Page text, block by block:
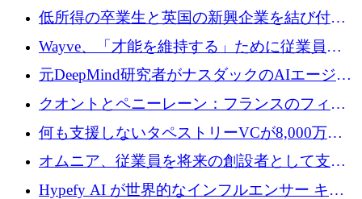
大に 1,600 万ユーロを調達
低所得の卒業生と英国の新興企業を結び付け
るためにCommon Pathを開始
Wayve、「才能を維持する」ために従業員に
8,500万ドルの株式公開買い付けを実施
元DeepMind研究者がナスダックのAIエージェ
ントを拡張するためにCreandumの資金調達で
記録を獲得
クオントとペニーレーン：フランスのフィン
テックの友人と敵
何も支援しないタペストリーVCが8,000万ド
ルの資金を調達、ロンドン事務所を開設
オムニア、従業員を将来の創設者として支援
するために Firedrop でファンドを立ち上げる
Hypefy AI が世界的なインフルエンサー キャ